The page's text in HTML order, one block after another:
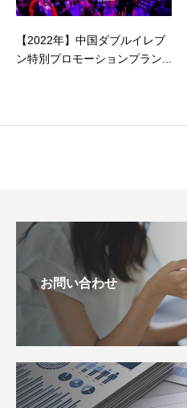
【2022年】中国ダブルイレブ
ン特別プロモーションプラン...
お問い合わせ